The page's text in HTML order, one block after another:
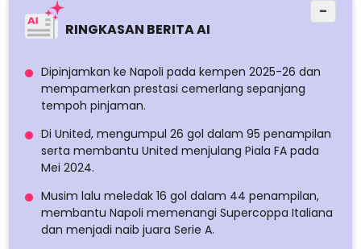
RINGKASAN BERITA AI
−
Dipinjamkan ke Napoli pada kempen 2025-26 dan
mempamerkan prestasi cemerlang sepanjang
tempoh pinjaman.
Di United, mengumpul 26 gol dalam 95 penampilan
serta membantu United menjulang Piala FA pada
Mei 2024.
Musim lalu meledak 16 gol dalam 44 penampilan,
membantu Napoli memenangi Supercoppa Italiana
dan menjadi naib juara Serie A.